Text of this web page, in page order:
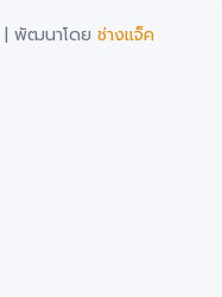
| พัฒนาโดย ช่างแจ็ค